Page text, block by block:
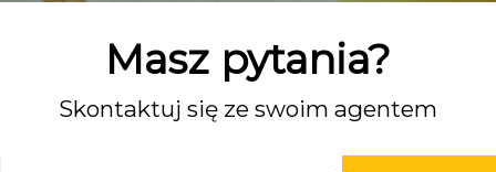
Masz pytania?
Skontaktuj się ze swoim agentem